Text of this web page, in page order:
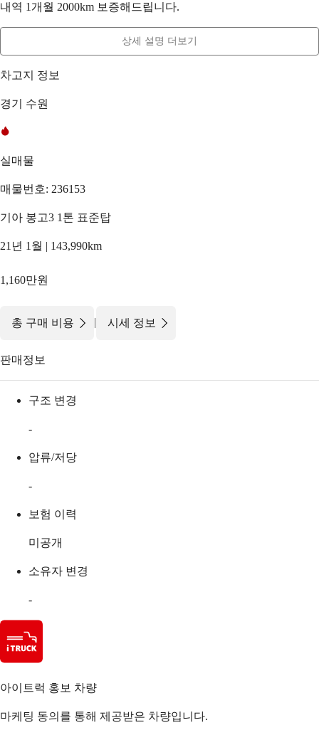
내역 1개월 2000km 보증해드립니다.
상세 설명 더보기
차고지 정보
경기 수원
실매물
매물번호: 236153
기아 봉고3 1톤 표준탑
21년 1월 | 143,990km
1,160만원
총 구매 비용 | 시세 정보
판매정보
구조 변경
-
압류/저당
-
보험 이력
미공개
소유자 변경
-
아이트럭 홍보 차량
마케팅 동의를 통해 제공받은 차량입니다.